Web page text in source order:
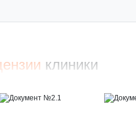
клиники